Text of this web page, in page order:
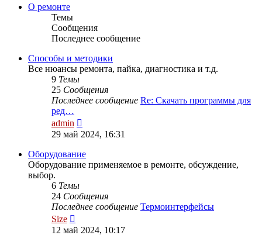
О ремонте
Темы
Сообщения
Последнее сообщение
Способы и методики
Все нюансы ремонта, пайка, диагностика и т.д.
9 Темы
25 Сообщения
Последнее сообщение Re: Скачать программы для
ред…
admin
к
сообщению
29 май 2024, 16:31
Оборудование
Оборудование применяемое в ремонте, обсуждение,
выбор.
6 Темы
24 Сообщения
Последнее сообщение Термоинтерфейсы
Size
к
12 май 2024, 10:17